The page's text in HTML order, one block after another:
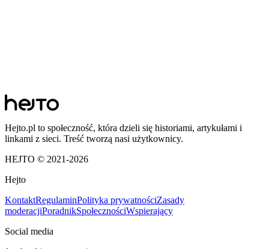
Hejto.pl to społeczność, która dzieli się historiami, artykułami i
linkami z sieci. Treść tworzą nasi użytkownicy.
HEJTO © 2021-2026
Hejto
KontaktRegulaminPolityka prywatnościZasady
moderacjiPoradnikSpołecznościWspierający
Social media